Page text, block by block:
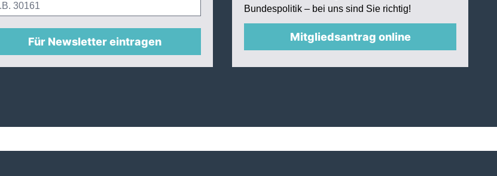
Für Newsletter eintragen
Bundespolitik – bei uns sind Sie richtig!
Mitgliedsantrag online